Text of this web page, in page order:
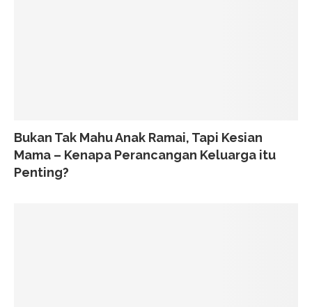
Bukan Tak Mahu Anak Ramai, Tapi Kesian
Mama – Kenapa Perancangan Keluarga itu
Penting?